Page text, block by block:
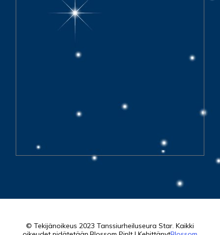
© Tekijänoikeus 2023 Tanssiurheiluseura Star. Kaikki